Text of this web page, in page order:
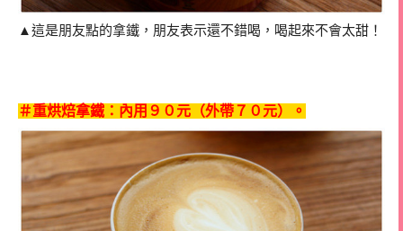
▲這是朋友點的拿鐵，朋友表示還不錯喝，喝起來不會太甜！
＃重烘焙拿鐵 ：內用９０元（外帶７０元）。